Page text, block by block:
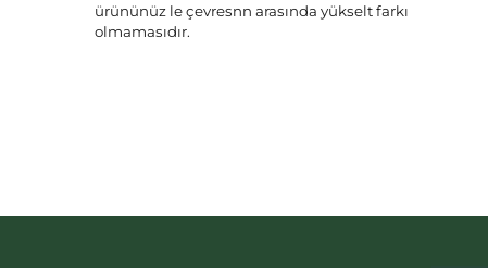
ürününüz le çevresnn arasında yükselt farkı
olmamasıdır.